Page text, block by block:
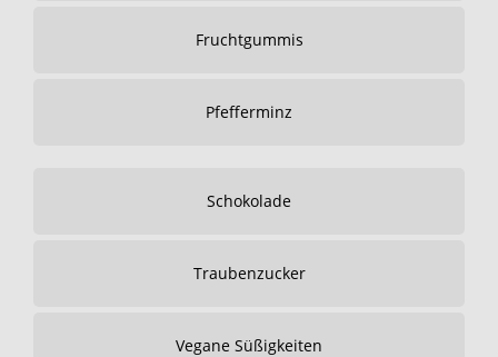
Fruchtgummis
Pfefferminz
Schokolade
Traubenzucker
Vegane Süßigkeiten